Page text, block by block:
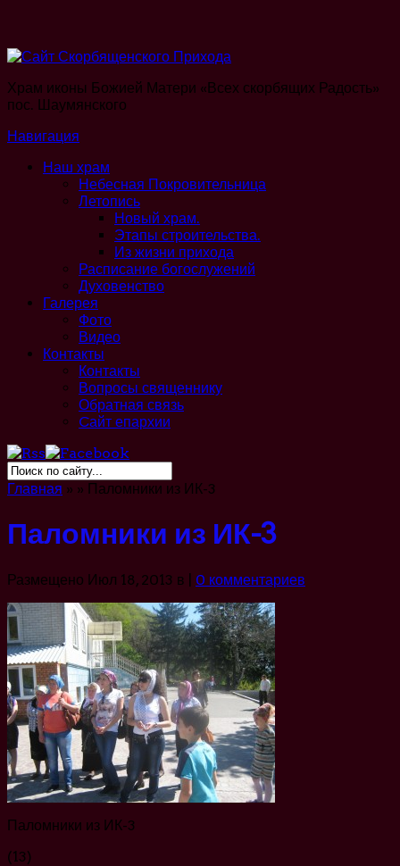
Храм иконы Божией Матери «Всех скорбящих Радость»
пос. Шаумянского
Навигация
Наш храм
Небесная Покровительница
Летопись
Новый храм.
Этапы строительства.
Из жизни прихода
Расписание богослужений
Духовенство
Галерея
Фото
Видео
Контакты
Контакты
Вопросы священнику
Обратная связь
Cайт епархии
Главная » » Паломники из ИК-3
Паломники из ИК-3
Размещено Июл 18, 2013 в | 0 комментариев
Паломники из ИК-3
(13)